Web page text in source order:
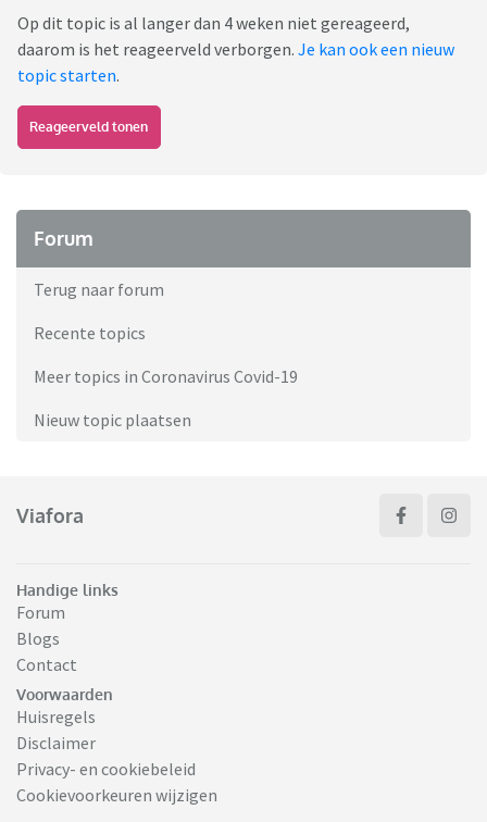
Op dit topic is al langer dan 4 weken niet gereageerd,
daarom is het reageerveld verborgen. Je kan ook een nieuw
topic starten.
Reageerveld tonen
Forum
Terug naar forum
Recente topics
Meer topics in Coronavirus Covid-19
Nieuw topic plaatsen
Viafora
Handige links
Forum
Blogs
Contact
Voorwaarden
Huisregels
Disclaimer
Privacy- en cookiebeleid
Cookievoorkeuren wijzigen